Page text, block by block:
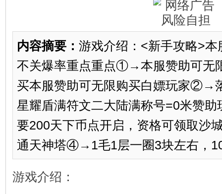
内容摘要： 游戏介绍：<新手攻略>
不关爆率重点重点①→本服赞助可无
买本服赞助可无限购买白嫖玩家②→
星耀盾满符文二大陆满称号=0米赞
要200天下币点开启，资格可领取沙
通天神塔④→1毛1层一圈3块左右，
游戏介绍：